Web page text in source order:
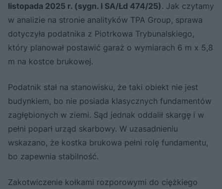
listopada 2025 r. (sygn. I SA/Łd 474/25). Jak czytamy
w analizie na stronie analityków TPA Group, sprawa
dotyczyła podatnika z Piotrkowa Trybunalskiego,
który planował postawić garaż o wymiarach 6 m x 5,8
m na kostce brukowej.
Podatnik stał na stanowisku, że taki obiekt nie jest
budynkiem, bo nie posiada klasycznych fundamentów
zagłębionych w ziemi. Sąd jednak oddalił skargę i w
pełni poparł urząd skarbowy. W uzasadnieniu
wskazano, że kostka brukowa pełni rolę fundamentu,
bo zapewnia stabilność.
Zakotwiczenie kołkami rozporowymi do ciężkiego